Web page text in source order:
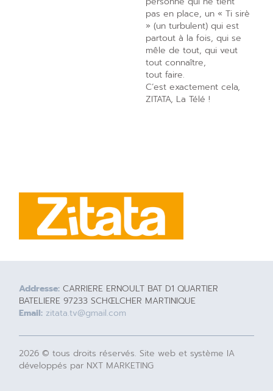
pas en place, un « Ti sirè
» (un turbulent) qui est
partout à la fois, qui se
mêle de tout, qui veut
tout connaître,
tout faire.
C’est exactement cela,
ZITATA, La Télé !
Addresse: CARRIERE ERNOULT BAT D1 QUARTIER
BATELIERE 97233 SCHŒLCHER MARTINIQUE
Email: zitata.tv@gmail.com
2026 © tous droits réservés. Site web et système IA
développés par NXT MARKETING